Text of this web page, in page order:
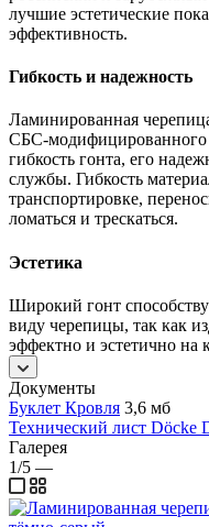
лучшие эстетические
эффективность.
Гибкость и надежность
Ламинированная
СБС-модифицированного
гибкость гонта, его
службы. Гибкость
транспортировке,
ломаться и трескаться.
Эстетика
Широкий гонт
виду черепицы, так как
эффектно и эстетично на
Документы
Буклет Кровля 3,6 мб
Технический лист
Галерея
1/5 —